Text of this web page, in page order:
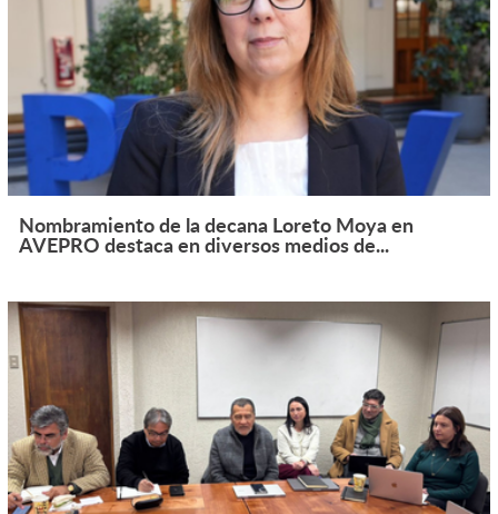
Nombramiento de la decana Loreto Moya en
AVEPRO destaca en diversos medios de...